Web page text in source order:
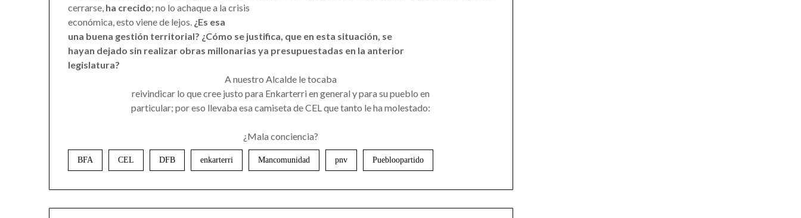
cerrarse, ha crecido; no lo achaque a la crisis
económica, esto viene de lejos. ¿Es esa
una buena gestión territorial? ¿Cómo se justifica, que en esta situación, se
hayan dejado sin realizar obras millonarias ya presupuestadas en la anterior
legislatura?
A nuestro Alcalde le tocaba
reivindicar lo que cree justo para Enkarterri en general y para su pueblo en
particular; por eso llevaba esa camiseta de CEL que tanto le ha molestado:
¿Mala conciencia?
BFA CEL DFB enkarterri Mancomunidad pnv Puebloopartido